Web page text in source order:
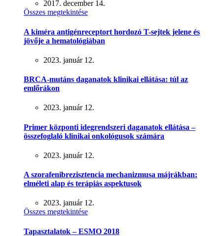
2017. december 14.
Összes megtekintése
A kiméra antigénreceptort hordozó T-sejtek jelene és
jövője a hematológiában
2023. január 12.
BRCA-mutáns daganatok klinikai ellátása: túl az
emlőrákon
2023. január 12.
Primer központi idegrendszeri daganatok ellátása –
összefoglaló klinikai onkológusok számára
2023. január 12.
A szorafenibrezisztencia mechanizmusa májrákban:
elméleti alap és terápiás aspektusok
2023. január 12.
Összes megtekintése
Tapasztalatok – ESMO 2018